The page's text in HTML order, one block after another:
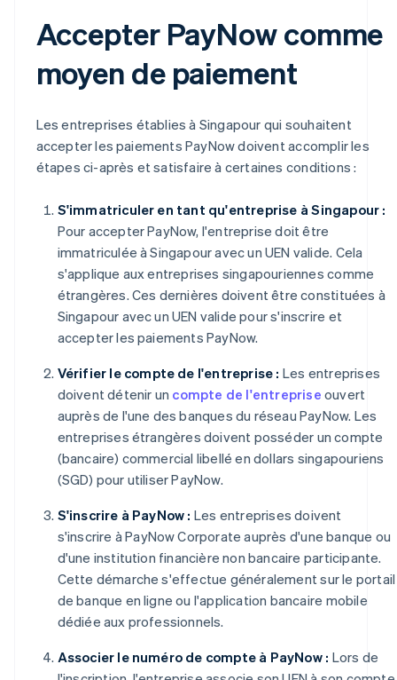
Accepter PayNow comme
moyen de paiement
Les entreprises établies à Singapour qui souhaitent
accepter les paiements PayNow doivent accomplir les
étapes ci-après et satisfaire à certaines conditions :
S'immatriculer en tant qu'entreprise à Singapour :
Pour accepter PayNow, l'entreprise doit être
immatriculée à Singapour avec un UEN valide. Cela
s'applique aux entreprises singapouriennes comme
étrangères. Ces dernières doivent être constituées à
Singapour avec un UEN valide pour s'inscrire et
accepter les paiements PayNow.
Vérifier le compte de l'entreprise : Les entreprises
doivent détenir un compte de l'entreprise ouvert
auprès de l'une des banques du réseau PayNow. Les
entreprises étrangères doivent posséder un compte
(bancaire) commercial libellé en dollars singapouriens
(SGD) pour utiliser PayNow.
S'inscrire à PayNow : Les entreprises doivent
s'inscrire à PayNow Corporate auprès d'une banque ou
d'une institution financière non bancaire participante.
Cette démarche s'effectue généralement sur le portail
de banque en ligne ou l'application bancaire mobile
dédiée aux professionnels.
Associer le numéro de compte à PayNow : Lors de